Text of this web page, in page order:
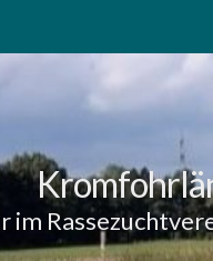
im